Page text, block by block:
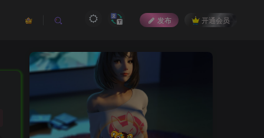
发布 开通会员